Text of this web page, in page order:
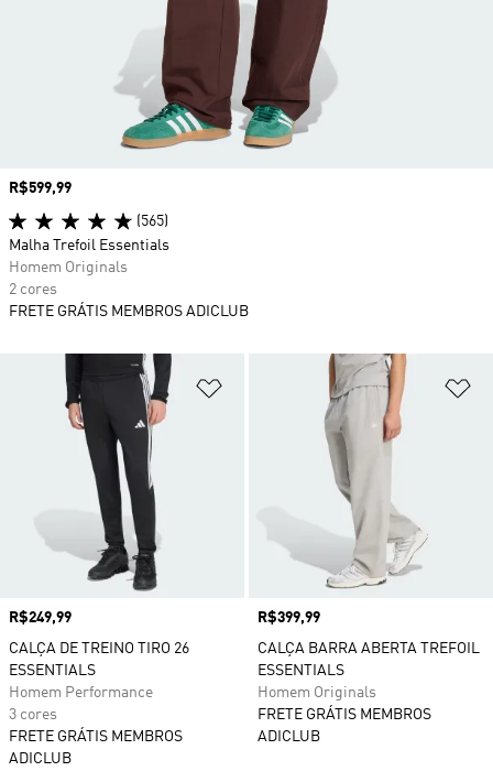
Adicionar à Lista de Desejos
Preço
R$249,99
CALÇA DE TREINO TIRO 26
ESSENTIALS
Homem Performance
3 cores
FRETE GRÁTIS MEMBROS
ADICLUB
Preço
R$399,99
CALÇA BARRA ABERTA TREFOIL
ESSENTIALS
Homem Originals
FRETE GRÁTIS MEMBROS
ADICLUB
Preço
R$599,99
(565)
Malha Trefoil Essentials
Homem Originals
2 cores
FRETE GRÁTIS MEMBROS ADICLUB